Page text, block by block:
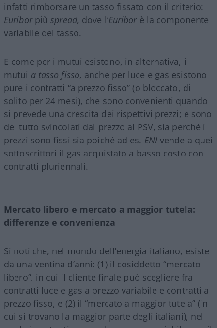
infatti rimborsare un tasso fissato con il criterio:
Euribor piùspread, dove l’Euriborè la componente
variabile del tasso.
E come per i mutui esistono, in alternativa, i
mutui a tasso fisso, anche per luce e gas esistono
pure i contratti “a prezzo fisso” (o bloccato, di
solito per 24 mesi), che sono convenienti quando
si prevede una crescita dei rispettivi prezzi; e sono
del tutto svincolati dal prezzo al PSV, sia perché i
prezzi sono fissi sia poiché ad es. ENIvende a quei
sottoscrittori il gas acquistato a basso costo con
contratti pluriennali.
Mercato libero e mercato a maggior tutela:
differenze e convenienza
Si noti che, nel mondo dell’energia italiano, esiste
da una ventina d’anni: (1) il cosiddetto “mercato
libero”, in cui il cliente finale può scegliere fra
contratti luce e gas a prezzo variabile e contratti a
prezzo fisso, e (2) il “mercato a maggior tutela” (in
cui si trovano la maggior parte degli italiani), nel